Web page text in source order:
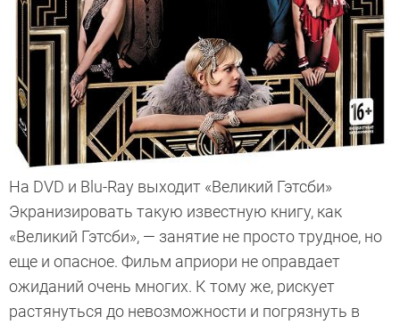
На DVD и Blu-Ray выходит «Великий Гэтсби»
Экранизировать такую известную книгу, как
«Великий Гэтсби», — занятие не просто трудное, но
еще и опасное. Фильм априори не оправдает
ожиданий очень многих. К тому же, рискует
растянуться до невозможности и погрязнуть в